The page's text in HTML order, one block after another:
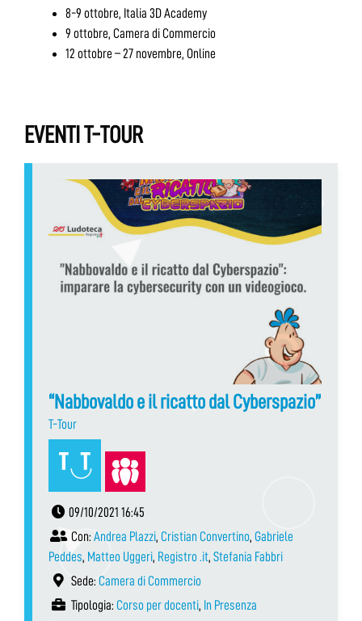
8-9 ottobre, Italia 3D Academy
9 ottobre, Camera di Commercio
12 ottobre – 27 novembre, Online
EVENTI T-TOUR
“Nabbovaldo e il ricatto dal Cyberspazio”
T-Tour
09/10/2021 16:45
Con: Andrea Plazzi, Cristian Convertino, Gabriele
Peddes, Matteo Uggeri, Registro .it, Stefania Fabbri
Sede: Camera di Commercio
Tipologia: Corso per docenti, In Presenza